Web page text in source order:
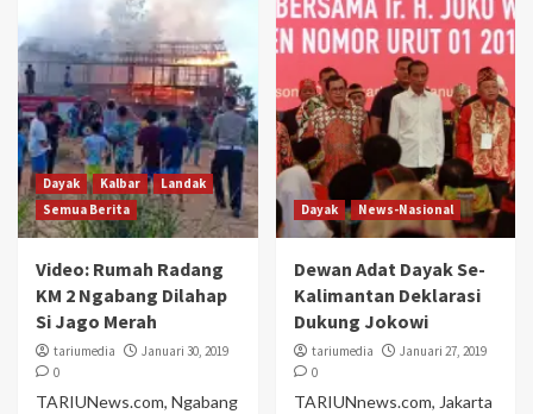
Dayak Kalbar
Landak
Semua Berita
Video: Rumah Radang
KM 2 Ngabang Dilahap
Si Jago Merah
tariumedia
Januari 30, 2019
0
TARIUNews.com, Ngabang
Dayak News-Nasional
Dewan Adat Dayak Se-
Kalimantan Deklarasi
Dukung Jokowi
tariumedia
Januari 27, 2019
0
TARIUNnews.com, Jakarta